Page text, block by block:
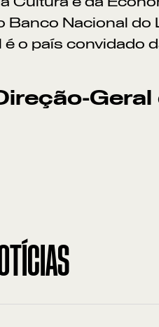
Banco Nacional do
o país convidado